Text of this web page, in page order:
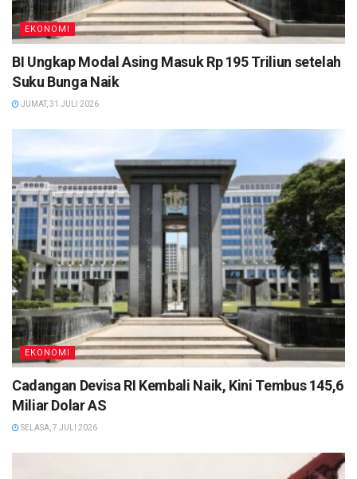
EKONOMI
BI Ungkap Modal Asing Masuk Rp 195 Triliun setelah
Suku Bunga Naik
JUMAT, 31 JULI 2026
EKONOMI
Cadangan Devisa RI Kembali Naik, Kini Tembus 145,6
Miliar Dolar AS
SELASA, 7 JULI 2026